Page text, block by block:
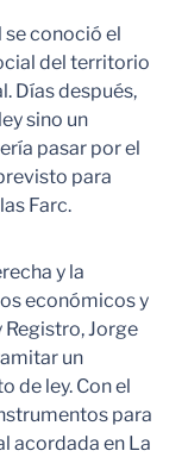
se conoció el
del territorio
Días después,
sino un
pasar por el
para
Farc.
y la
económicos y
Jorge
un
de ley. Con el
para
acordada en La